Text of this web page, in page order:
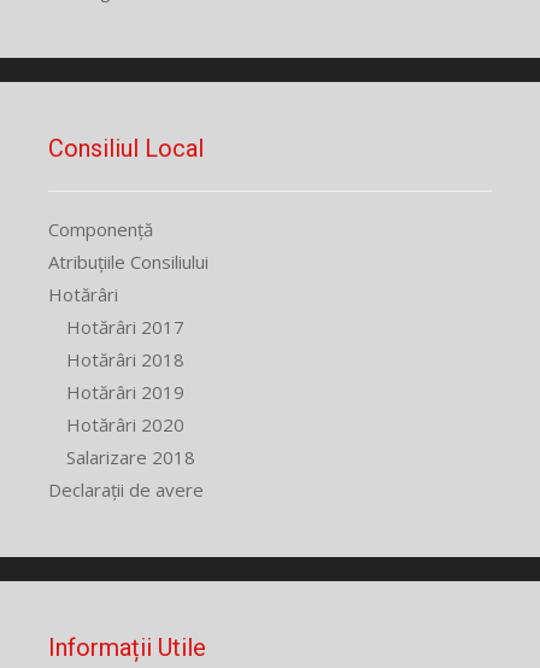
Consiliul Local
Componență
Atribuțiile Consiliului
Hotărâri
Hotărâri 2017
Hotărâri 2018
Hotărâri 2019
Hotărâri 2020
Salarizare 2018
Declarații de avere
Informații Utile